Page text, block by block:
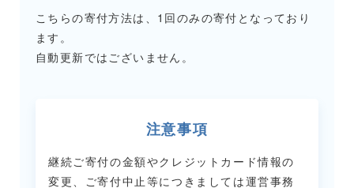
こちらの寄付方法は、1回のみの寄付となっており
ます。
自動更新ではございません。
注意事項
継続ご寄付の金額やクレジットカード情報の
変更、ご寄付中止等につきましては運営事務